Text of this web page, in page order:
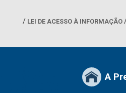
LEI DE ACESSO À INFORMAÇÃO
A